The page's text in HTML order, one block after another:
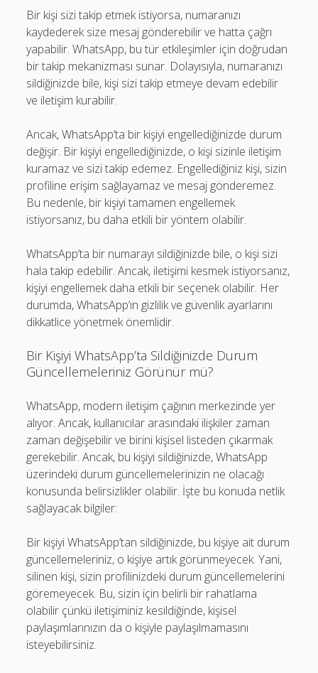
Bir kişi sizi takip etmek istiyorsa, numaranızı
kaydederek size mesaj gönderebilir ve hatta çağrı
yapabilir. WhatsApp, bu tür etkileşimler için doğrudan
bir takip mekanizması sunar. Dolayısıyla, numaranızı
sildiğinizde bile, kişi sizi takip etmeye devam edebilir
ve iletişim kurabilir.
Ancak, WhatsApp’ta bir kişiyi engellediğinizde durum
değişir. Bir kişiyi engellediğinizde, o kişi sizinle iletişim
kuramaz ve sizi takip edemez. Engellediğiniz kişi, sizin
profiline erişim sağlayamaz ve mesaj gönderemez.
Bu nedenle, bir kişiyi tamamen engellemek
istiyorsanız, bu daha etkili bir yöntem olabilir.
WhatsApp’ta bir numarayı sildiğinizde bile, o kişi sizi
hala takip edebilir. Ancak, iletişimi kesmek istiyorsanız,
kişiyi engellemek daha etkili bir seçenek olabilir. Her
durumda, WhatsApp’ın gizlilik ve güvenlik ayarlarını
dikkatlice yönetmek önemlidir.
Bir Kişiyi WhatsApp’ta Sildiğinizde Durum
Güncellemeleriniz Görünür mü?
WhatsApp, modern iletişim çağının merkezinde yer
alıyor. Ancak, kullanıcılar arasındaki ilişkiler zaman
zaman değişebilir ve birini kişisel listeden çıkarmak
gerekebilir. Ancak, bu kişiyi sildiğinizde, WhatsApp
üzerindeki durum güncellemelerinizin ne olacağı
konusunda belirsizlikler olabilir. İşte bu konuda netlik
sağlayacak bilgiler:
Bir kişiyi WhatsApp’tan sildiğinizde, bu kişiye ait durum
güncellemeleriniz, o kişiye artık görünmeyecek. Yani,
silinen kişi, sizin profilinizdeki durum güncellemelerini
göremeyecek. Bu, sizin için belirli bir rahatlama
olabilir çünkü iletişiminiz kesildiğinde, kişisel
paylaşımlarınızın da o kişiyle paylaşılmamasını
isteyebilirsiniz.